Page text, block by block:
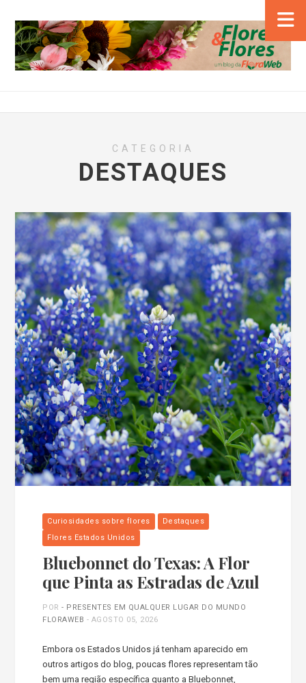
CATEGORIA
DESTAQUES
Curiosidades sobre flores
Destaques
Flores Estados Unidos
Bluebonnet do Texas: A Flor
que Pinta as Estradas de Azul
POR- PRESENTES EM QUALQUER LUGAR DO MUNDO
FLORAWEB - AGOSTO 05, 2026
Embora os Estados Unidos já tenham aparecido em
outros artigos do blog, poucas flores representam tão
bem uma região específica quanto a Bluebonnet,